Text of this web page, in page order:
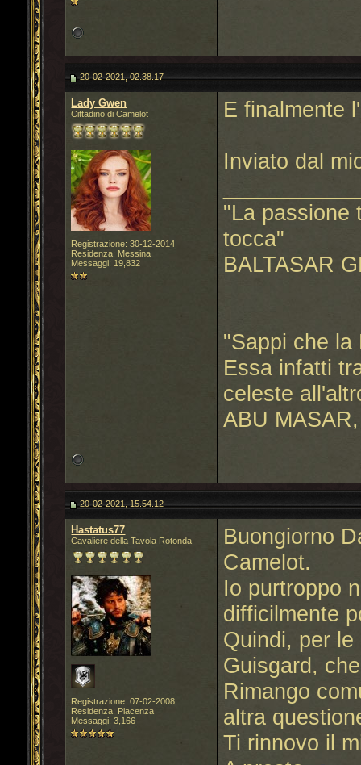
20-02-2021, 02.38.17
Lady Gwen
Cittadino di Camelot
Registrazione: 30-12-2014
Residenza: Messina
Messaggi: 19,832
E finalmente
Inviato dal
"La passione
tocca"
BALTASAR
"Sappi che la
Essa infatti
celeste
ABU
20-02-2021, 15.54.12
Hastatus77
Cavaliere della Tavola Rotonda
Registrazione: 07-02-2008
Residenza: Piacenza
Messaggi: 3,166
Buongiorno
Camelot.
Io purtroppo
difficilmente
Quindi, per
Guisgard,
Rimango
altra
Ti rinnovo il